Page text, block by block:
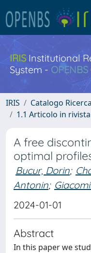
IRISInstitutional
System - OPENBS
IRIS Catalogo Ricerca
1.1 Articolo in rivista
A free
optimal
Bucur, Dorin;
Antonin;
2024-01-01
Abstract
In this paper we